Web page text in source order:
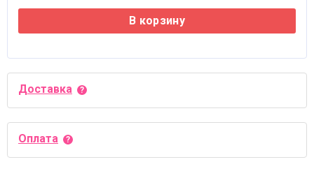
В корзину
Доставка
Оплата